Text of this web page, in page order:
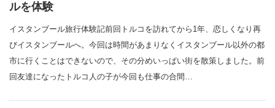
ルを体験
イスタンブール旅行体験記前回トルコを訪れてから1年、恋しくなり再
びイスタンブールへ。今回は時間があまりなくイスタンブール以外の都
市に行くことはできないので、その分めいっぱい街を散策しました。前
回友達になったトルコ人の子が今回も仕事の合間…